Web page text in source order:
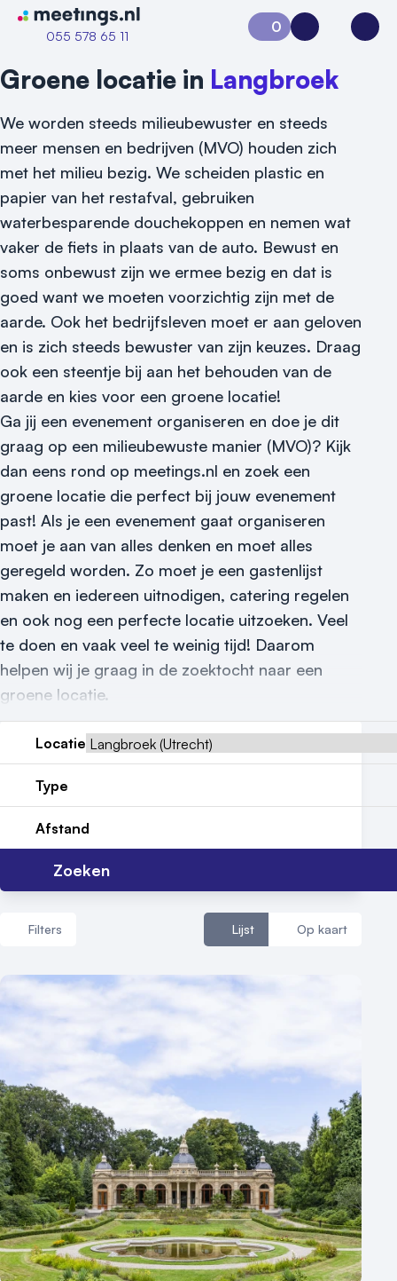
Naar home van Meetings
055 578 65 11
Vraag locatie aan
Locatiegids
Meld locatie aan
Nieuws
Reviews (5⭐️)
Contact
0
Aanvraag 0Inloggen
Groene locatie in Langbroek
We worden steeds milieubewuster en steeds
meer mensen en bedrijven (MVO) houden zich
met het milieu bezig. We scheiden plastic en
papier van het restafval, gebruiken
waterbesparende douchekoppen en nemen wat
vaker de fiets in plaats van de auto. Bewust en
soms onbewust zijn we ermee bezig en dat is
goed want we moeten voorzichtig zijn met de
aarde. Ook het bedrijfsleven moet er aan geloven
en is zich steeds bewuster van zijn keuzes. Draag
ook een steentje bij aan het behouden van de
aarde en kies voor een groene locatie!
Ga jij een evenement organiseren en doe je dit
graag op een milieubewuste manier (MVO)? Kijk
dan eens rond op meetings.nl en zoek een
groene locatie die perfect bij jouw evenement
past! Als je een evenement gaat organiseren
moet je aan van alles denken en moet alles
geregeld worden. Zo moet je een gastenlijst
maken en iedereen uitnodigen, catering regelen
en ook nog een perfecte locatie uitzoeken. Veel
te doen en vaak veel te weinig tijd! Daarom
helpen wij je graag in de zoektocht naar een
groene locatie.
Locatie
Type
Afstand
Zoeken
Filters Lijst Op kaart
Aantal zalen
1 - 5 zalen
10 of meer zalen
Aantal personen
1 - 50 personen
50 - 100 personen
100 - 250 personen
250 - 500 personen
500+ personen
Bijzondere locaties